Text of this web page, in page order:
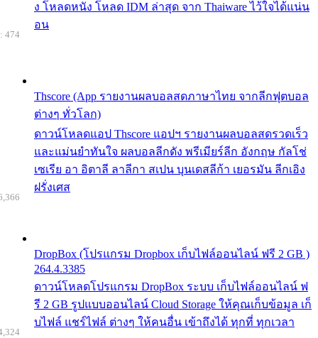
ง โหลดหนัง โหลด IDM ล่าสุด จาก Thaiware ไว้ใจได้แน่น
อน
Thscore (App รายงานผลบอลสดภาษาไทย จากลีกฟุตบอล
ต่างๆ ทั่วโลก)
ดาวน์โหลดแอป Thscore แอปฯ รายงานผลบอลสดรวดเร็ว
และแม่นยำทันใจ ผลบอลลีกดัง พรีเมียร์ลีก อังกฤษ กัลโช่
เซเรีย อา อิตาลี ลาลีกา สเปน บุนเดสลีก้า เยอรมัน ลีกเอิง
ฝรั่งเศส
474
DropBox (โปรแกรม Dropbox เก็บไฟล์ออนไลน์ ฟรี 2 GB )
264.4.3385
ดาวน์โหลดโปรแกรม DropBox ระบบ เก็บไฟล์ออนไลน์ ฟ
รี 2 GB รูปแบบออนไลน์ Cloud Storage ให้คุณเก็บข้อมูล เก็
บไฟล์ แชร์ไฟล์ ต่างๆ ให้คนอื่น เข้าถึงได้ ทุกที่ ทุกเวลา